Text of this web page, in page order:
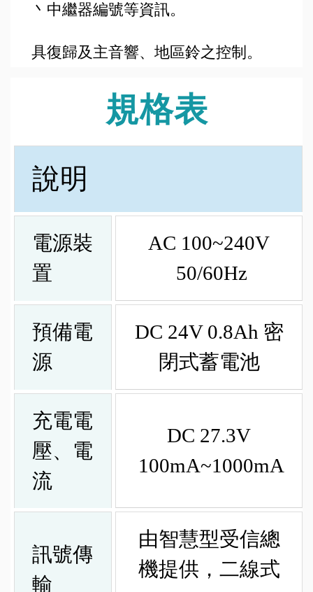
丶中繼器編號等資訊。
具復歸及主音響、地區鈴之控制。
規格表
說明
電源裝
置
AC 100~240V
50/60Hz
預備電
源
DC 24V 0.8Ah 密
閉式蓄電池
充電電
壓、電
流
DC 27.3V
100mA~1000mA
訊號傳
輸
由智慧型受信總
機提供，二線式